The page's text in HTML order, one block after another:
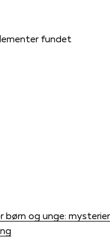
fundet
børn og unge: